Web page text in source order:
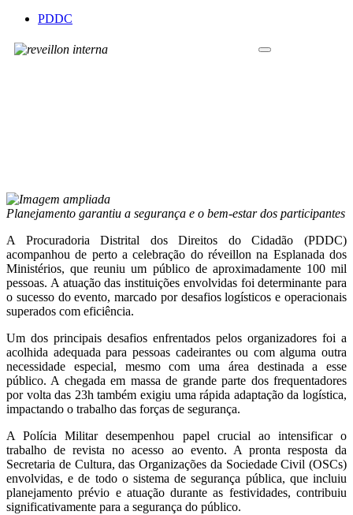
PDDC
Planejamento garantiu a segurança e o bem-estar dos participantes
A Procuradoria Distrital dos Direitos do Cidadão (PDDC)
acompanhou de perto a celebração do réveillon na Esplanada dos
Ministérios, que reuniu um público de aproximadamente 100 mil
pessoas. A atuação das instituições envolvidas foi determinante para
o sucesso do evento, marcado por desafios logísticos e operacionais
superados com eficiência.
Um dos principais desafios enfrentados pelos organizadores foi a
acolhida adequada para pessoas cadeirantes ou com alguma outra
necessidade especial, mesmo com uma área destinada a esse
público. A chegada em massa de grande parte dos frequentadores
por volta das 23h também exigiu uma rápida adaptação da logística,
impactando o trabalho das forças de segurança.
A Polícia Militar desempenhou papel crucial ao intensificar o
trabalho de revista no acesso ao evento. A pronta resposta da
Secretaria de Cultura, das Organizações da Sociedade Civil (OSCs)
envolvidas, e de todo o sistema de segurança pública, que incluiu
planejamento prévio e atuação durante as festividades, contribuiu
significativamente para a segurança do público.